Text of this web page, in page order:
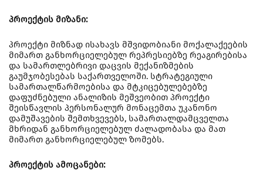
პროექტის მიზანი:
პროექტი მიზნად ისახავს მშვიდობიანი მოქალაქეების
მიმართ განხორციელებულ რეპრესიებზე რეაგირებისა
და სამართლებრივი დაცვის მექანიზმების
გაუმჯობესებას საქართველოში. სტრატეგიული
სამართალწარმოებისა და მტკიცებულებებზე
დაფუძნებული ანალიზის მეშვეობით პროექტი
შეისწავლის პერსონალურ მონაცემთა უკანონო
დამუშავების შემთხვევებს, სამართალდამცველთა
მხრიდან განხორციელებულ ძალადობასა და მათ
მიმართ განხორციელებულ ზომებს.
პროექტის ამოცანები: